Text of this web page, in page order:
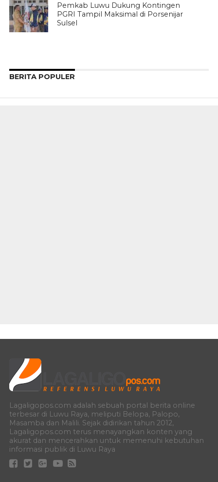
Pemkab Luwu Dukung Kontingen
PGRI Tampil Maksimal di Porsenijar
Sulsel
BERITA POPULER
Lagaligopos.com adalah sebuah portal berita online
terbesar di Luwu Raya, meliputi Belopa, Palopo,
Masamba dan Malili. Sejak didirikan tahun 2012,
Lagaligopos.com terus menayangkan konten yang
akurat dan mencerahkan untuk memenuhi kebutuhan
informasi publik di Luwu Raya